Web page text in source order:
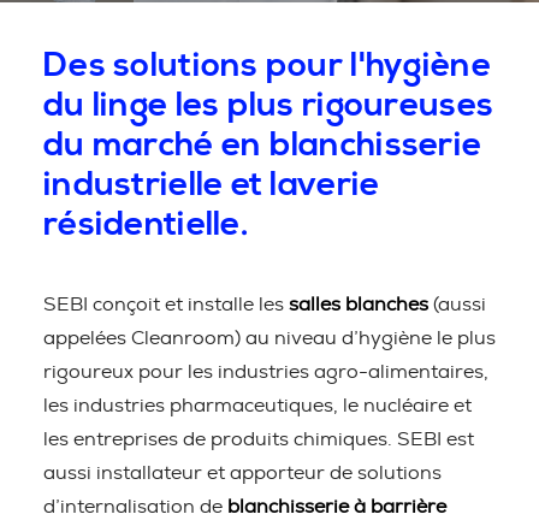
Des solutions pour l'hygiène
du linge les plus rigoureuses
du marché en blanchisserie
industrielle et laverie
résidentielle.
SEBI conçoit et installe les salles blanches (aussi
appelées Cleanroom) au niveau d’hygiène le plus
rigoureux pour les industries agro-alimentaires,
les industries pharmaceutiques, le nucléaire et
les entreprises de produits chimiques. SEBI est
aussi installateur et apporteur de solutions
d’internalisation de blanchisserie à barrière